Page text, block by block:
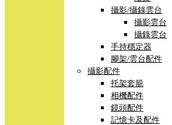
攝影/攝錄雲台
攝影雲台
攝錄雲台
手持穩定器
腳架/雲台配件
攝影配件
托架套籠
相機配件
鏡頭配件
記憶卡及配件